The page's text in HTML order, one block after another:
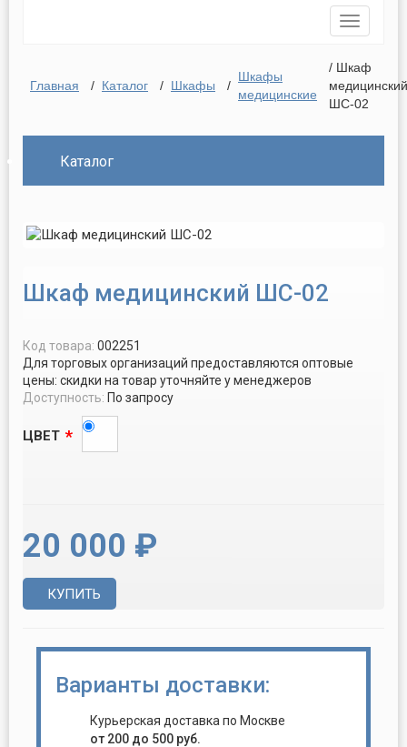
Toggle
Главная / Каталог / Шкафы /
Шкафы
медицинские
/ Шкаф
медицинский
ШС-02
Каталог
Шкаф медицинский ШС-02
Код товара: 002251
Для торговых организаций предоставляются оптовые
цены: скидки на товар уточняйте у менеджеров
Доступность: По запросу
ЦВЕТ *
20 000 ₽
КУПИТЬ
Варианты доставки:
Курьерская доставка по Москве
от 200 до 500 руб.